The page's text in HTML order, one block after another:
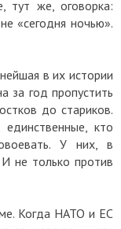
тут же, оговорка:
«сегодня ночью».
в их истории
за год пропустить
до стариков.
кто
У них, в
не только против
Когда НАТО и ЕС